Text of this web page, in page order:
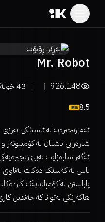
Mr. Robot
926,148
43
8.5
ئەم زنجیرەیە لە ئاستێکی بەرزی
شارەزایی باشیان لە کۆمپیوتەر
ئەگەر شارەزایت نەبێ
باس لە کەسێک دەکات بەناوی
پاراستن له کۆمپانیایەک
هاکەرێکی بەتوانا کە